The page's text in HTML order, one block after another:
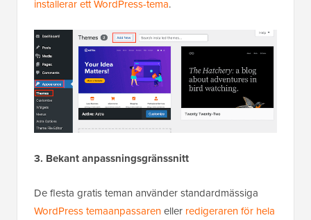
installerar ett WordPress-tema.
3. Bekant anpassningsgränssnitt
De flesta gratis teman använder standardmässiga
WordPress temaanpassareneller redigeraren för hela